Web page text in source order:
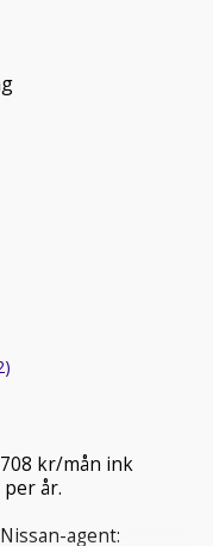
kr/mån ink
år.
agent: